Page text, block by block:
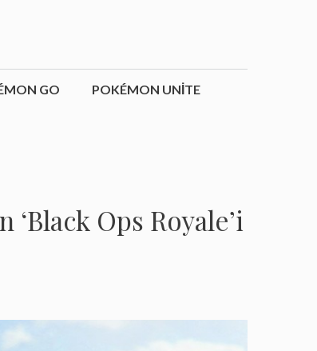
GO POKÉMON UNITE
Ops Royale’i